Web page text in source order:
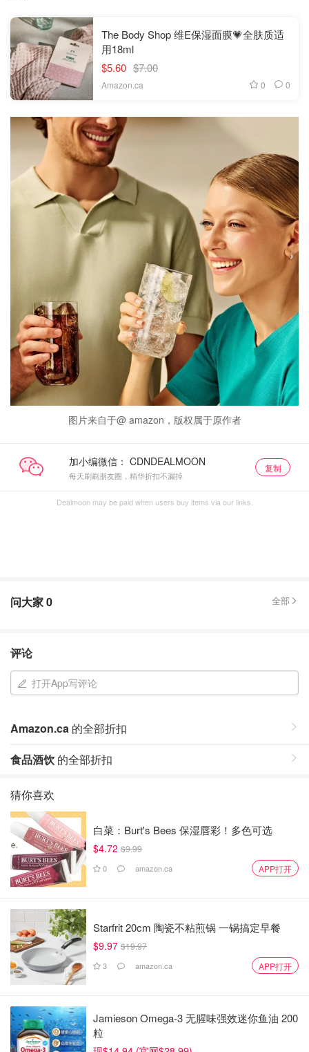
The Body Shop 维E保湿面膜💗全肤质适
用18ml
$5.60 $7.00
Amazon.ca 0 0
图片来自于@ amazon，版权属于原作者
加小编微信：
每天刷刷朋友圈，精华折扣不漏掉
复制
Dealmoon may be paid when users buy items via our links.
问大家0 全部
评论
打开App写评论
Amazon.ca 的全部折扣
食品酒饮 的全部折扣
猜你喜欢
白菜：Burt's Bees 保湿唇彩！多色可选
$4.72 $9.99
0 amazon.ca APP打开
Starfrit 20cm 陶瓷不粘煎锅 一锅搞定早餐
$9.97 $19.97
3 amazon.ca APP打开
Jamieson Omega-3 无腥味强效迷你鱼油 200
粒